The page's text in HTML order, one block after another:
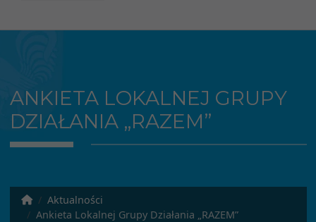
ANKIETA LOKALNEJ GRUPY
DZIAŁANIA „RAZEM”
Aktualności
Ankieta Lokalnej Grupy Działania „RAZEM”